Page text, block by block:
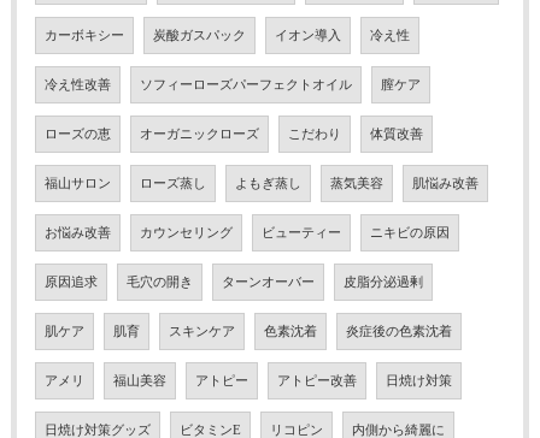
カーボキシー 炭酸ガスパック イオン導入 冷え性
冷え性改善 ソフィーローズパーフェクトオイル 膣ケア
ローズの恵 オーガニックローズ こだわり 体質改善
福山サロン ローズ蒸し よもぎ蒸し 蒸気美容 肌悩み改善
お悩み改善 カウンセリング ビューティー ニキビの原因
原因追求 毛穴の開き ターンオーバー 皮脂分泌過剰
肌ケア 肌育 スキンケア 色素沈着 炎症後の色素沈着
アメリ 福山美容 アトピー アトピー改善 日焼け対策
日焼け対策グッズ ビタミンE リコピン 内側から綺麗に